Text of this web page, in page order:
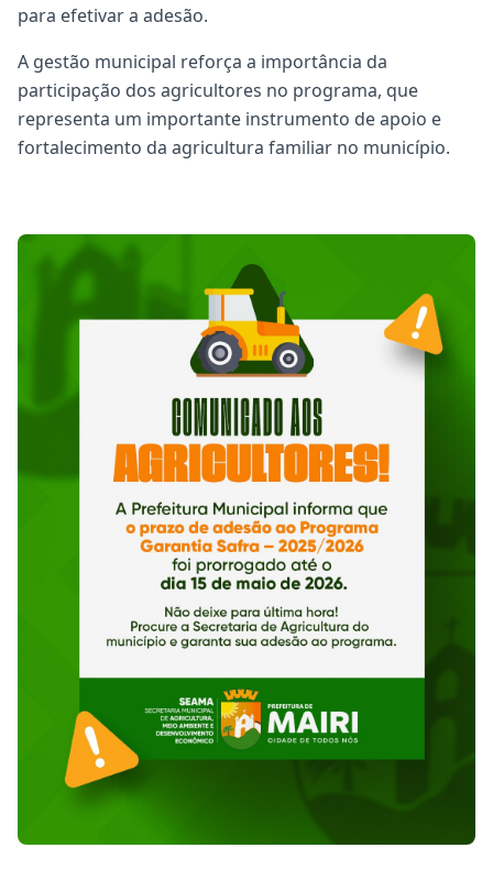
para efetivar a adesão.
A gestão municipal reforça a importância da
participação dos agricultores no programa, que
representa um importante instrumento de apoio e
fortalecimento da agricultura familiar no município.